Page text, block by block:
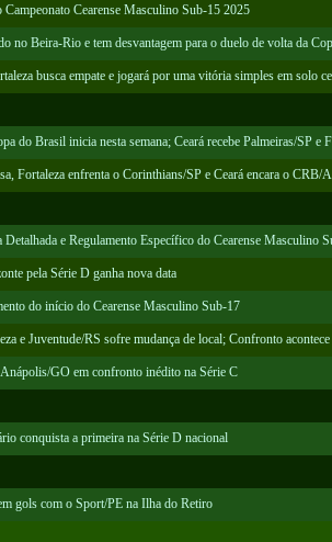
Cearense Masculino Sub-15 2025
no Beira-Rio e tem desvantagem para o duelo de volta da
busca empate e jogará por uma vitória simples em solo
do Brasil inicia nesta semana; Ceará recebe Palmeiras/SP e
Fortaleza enfrenta o Corinthians/SP e Ceará encara o CRB/
e Regulamento Específico do Cearense Masculino
pela Série D ganha nova data
do início do Cearense Masculino Sub-17
e Juventude/RS sofre mudança de local; Confronto
GO em confronto inédito na Série C
conquista a primeira na Série D nacional
gols com o Sport/PE na Ilha do Retiro